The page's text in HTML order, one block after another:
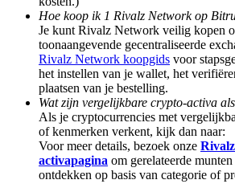
Deposit CASHCAT & Win
Share 500000 CASHCAT prize pool
Hoe koop ik 1 Rivalz Network op
Je kunt Rivalz Network veilig kopen
toonaangevende gecentraliseerde
Rivalz Network koopgids voor
het instellen van je wallet, het
plaatsen van je bestelling.
Wat zijn vergelijkbare crypto-activa
Als je cryptocurrencies met
of kenmerken verkent, kijk dan naar:
Voor meer details, bezoek onze
activapagina om gerelateerde
ontdekken op basis van categorie of